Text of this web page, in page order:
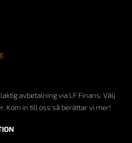
avbetalning via LF Finans. Välj
Kom in till oss så berättar vi mer!